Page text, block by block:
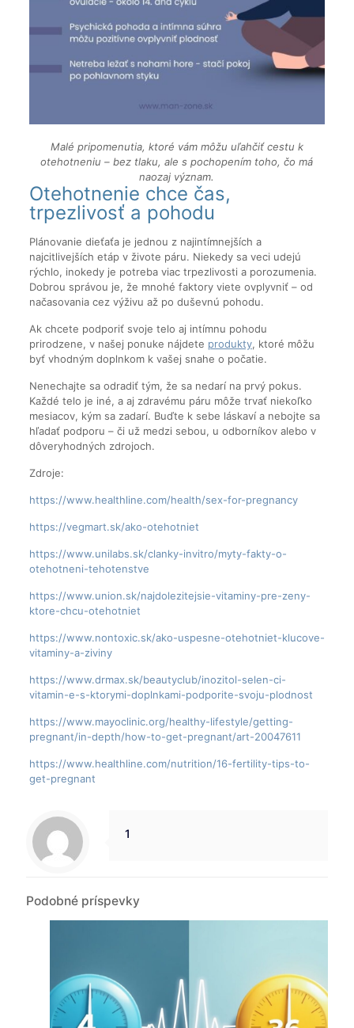
Malé pripomenutia, ktoré vám môžu uľahčiť cestu k
otehotneniu – bez tlaku, ale s pochopením toho, čo má
naozaj význam.
Otehotnenie chce čas,
trpezlivosť a pohodu
Plánovanie dieťaťa je jednou z najintímnejších a
najcitlivejších etáp v živote páru. Niekedy sa veci udejú
rýchlo, inokedy je potreba viac trpezlivosti a porozumenia.
Dobrou správou je, že mnohé faktory viete ovplyvniť – od
načasovania cez výživu až po duševnú pohodu.
Ak chcete podporiť svoje telo aj intímnu pohodu
prirodzene, v našej ponuke nájdete produkty, ktoré môžu
byť vhodným doplnkom k vašej snahe o počatie.
Nenechajte sa odradiť tým, že sa nedarí na prvý pokus.
Každé telo je iné, a aj zdravému páru môže trvať niekoľko
mesiacov, kým sa zadarí. Buďte k sebe láskaví a nebojte sa
hľadať podporu – či už medzi sebou, u odborníkov alebo v
dôveryhodných zdrojoch.
Zdroje:
https://www.healthline.com/health/sex-for-pregnancy
https://vegmart.sk/ako-otehotniet
https://www.unilabs.sk/clanky-invitro/myty-fakty-o-
otehotneni-tehotenstve
https://www.union.sk/najdolezitejsie-vitaminy-pre-zeny-
ktore-chcu-otehotniet
https://www.nontoxic.sk/ako-uspesne-otehotniet-klucove-
vitaminy-a-ziviny
https://www.drmax.sk/beautyclub/inozitol-selen-ci-
vitamin-e-s-ktorymi-doplnkami-podporite-svoju-plodnost
https://www.mayoclinic.org/healthy-lifestyle/getting-
pregnant/in-depth/how-to-get-pregnant/art-20047611
https://www.healthline.com/nutrition/16-fertility-tips-to-
get-pregnant
1
Podobné príspevky